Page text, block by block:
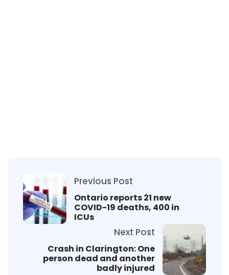
Previous Post
Ontario reports 21 new
COVID-19 deaths, 400 in
ICUs
Next Post
Crash in Clarington: One
person dead and another
badly injured